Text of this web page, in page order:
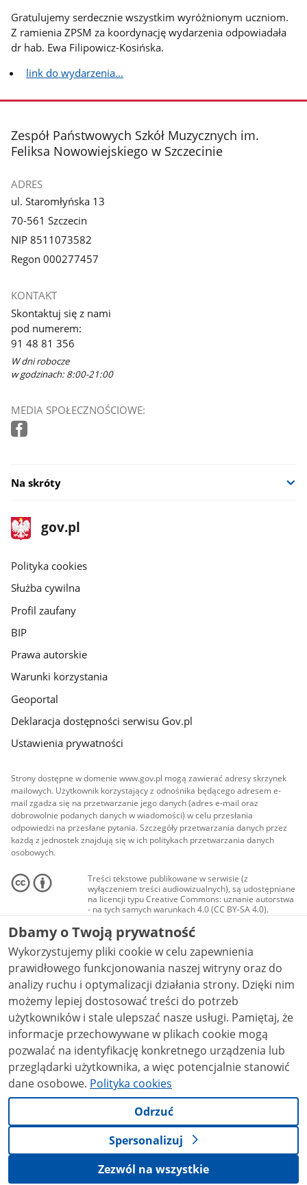
Gratulujemy serdecznie wszystkim wyróżnionym uczniom.
Z ramienia ZPSM za koordynację wydarzenia odpowiadała
dr hab. Ewa Filipowicz-Kosińska.
link do wydarzenia...
stopka
Zespół Państwowych Szkół Muzycznych im.
Feliksa Nowowiejskiego w Szczecinie
ADRES
ul. Staromłyńska 13
70-561 Szczecin
NIP 8511073582
Regon 000277457
KONTAKT
Skontaktuj się z nami
pod numerem:
91 48 81 356
W dni robocze
w godzinach: 8:00-21:00
MEDIA SPOŁECZNOŚCIOWE:
Na skróty
stopka
gov.pl
Strona
gov.pl
gov.pl
Polityka cookies
Służba cywilna
Profil zaufany
BIP
Prawa autorskie
Warunki korzystania
Geoportal
Deklaracja dostępności serwisu Gov.pl
Ustawienia prywatności
Strony dostępne w domenie www.gov.pl mogą zawierać adresy skrzynek
mailowych. Użytkownik korzystający z odnośnika będącego adresem e-
mail zgadza się na przetwarzanie jego danych (adres e-mail oraz
dobrowolnie podanych danych w wiadomości) w celu przesłania
odpowiedzi na przesłane pytania. Szczegóły przetwarzania danych przez
każdą z jednostek znajdują się w ich politykach przetwarzania danych
osobowych.
Treści tekstowe publikowane w serwisie (z
wyłączeniem treści audiowizualnych), są udostępniane
na licencji typu Creative Commons: uznanie autorstwa
- na tych samych warunkach 4.0 (CC BY-SA 4.0).
Materiały audiowizualne, w tym zdjęcia, materiały
audio i wideo, są udostępniane na licencji typu
Creative Commons: uznanie autorstwa użycie
niekomercyjne - bez utworów zależnych 4.0 (CC BY-
NC-ND 4.0), o ile nie jest to stwierdzone inaczej.
Dbamy o Twoją prywatność
Wykorzystujemy pliki cookie w celu zapewnienia
prawidłowego funkcjonowania naszej witryny oraz do
analizy ruchu i optymalizacji działania strony. Dzięki nim
możemy lepiej dostosować treści do potrzeb
użytkowników i stale ulepszać nasze usługi. Pamiętaj, że
informacje przechowywane w plikach cookie mogą
pozwalać na identyfikację konkretnego urządzenia lub
przeglądarki użytkownika, a więc potencjalnie stanowić
dane osobowe. Polityka cookies
Odrzuć
Spersonalizuj
Zezwól na wszystkie